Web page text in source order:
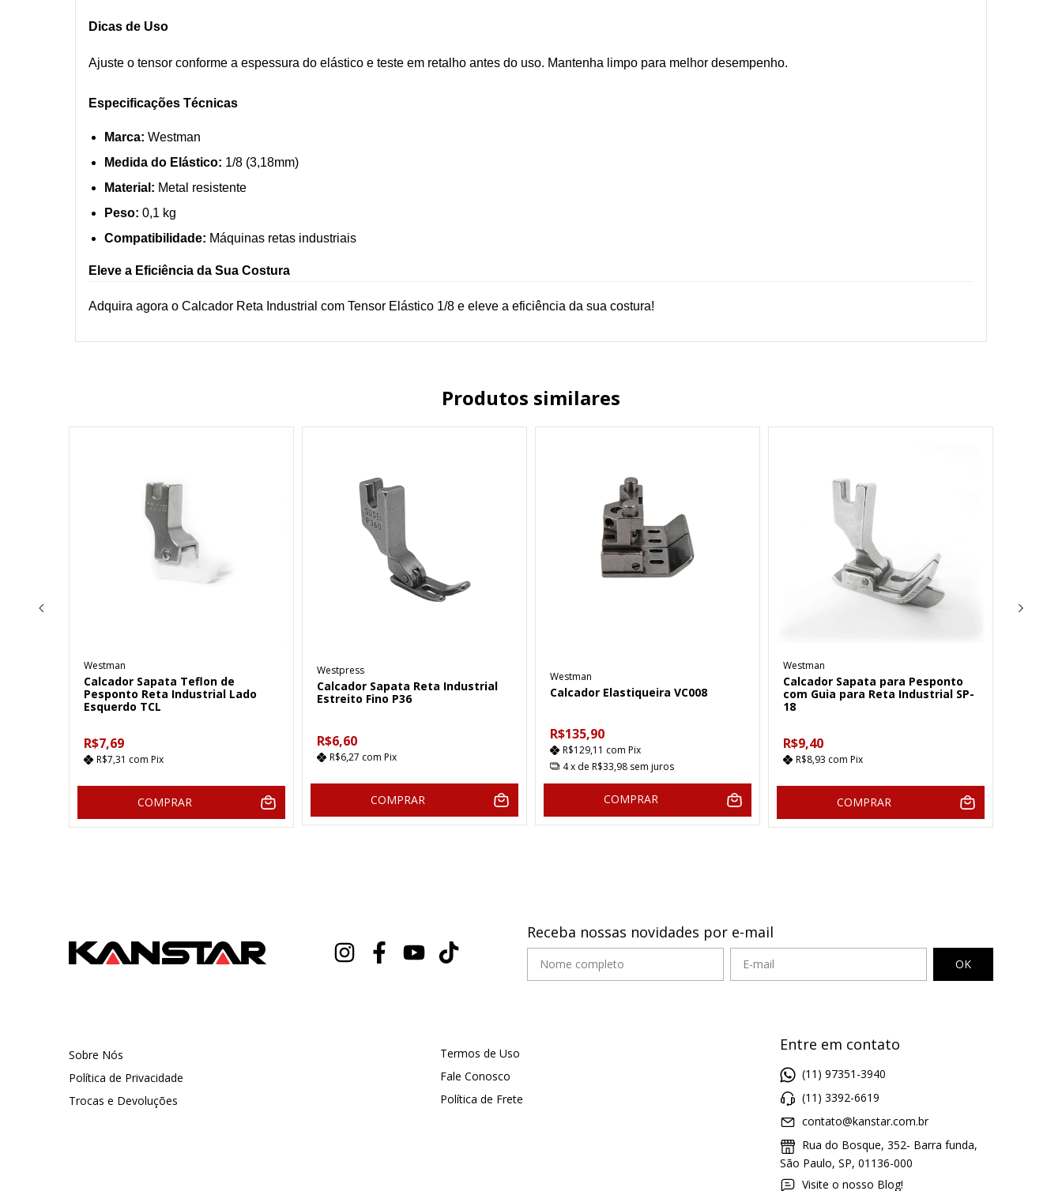
Dicas de Uso
Ajuste o tensor conforme a espessura do elástico e teste em retalho antes do uso. Mantenha limpo para melhor desempenho.
Especificações Técnicas
Marca: Westman
Medida do Elástico: 1/8 (3,18mm)
Material: Metal resistente
Peso: 0,1 kg
Compatibilidade: Máquinas retas industriais
Eleve a Eficiência da Sua Costura
Adquira agora o Calcador Reta Industrial com Tensor Elástico 1/8 e eleve a eficiência da sua costura!
Produtos similares
Westman
Calcador Sapata Teflon de
Pesponto Reta Industrial Lado
Esquerdo TCL
R$7,69
R$7,31 com Pix
COMPRAR
Westpress
Calcador Sapata Reta Industrial
Estreito Fino P36
R$6,60
R$6,27 com Pix
COMPRAR
Westman
Calcador Elastiqueira VC008
R$135,90
R$129,11 com Pix
4x de R$33,98 sem juros
COMPRAR
Westman
Calcador Sapata para Pesponto
com Guia para Reta Industrial SP-
18
R$9,40
R$8,93 com Pix
COMPRAR
Receba nossas novidades por e-mail
Sobre Nós
Política de Privacidade
Trocas e Devoluções
Termos de Uso
Fale Conosco
Política de Frete
Entre em contato
(11) 97351-3940
(11) 3392-6619
contato@kanstar.com.br
Rua do Bosque, 352- Barra funda,
São Paulo, SP, 01136-000
Visite o nosso Blog!